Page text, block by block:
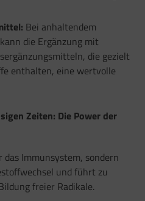
Bei anhaltendem
die Ergänzung mit
die gezielt
enthalten, eine wertvolle
Zeiten: Die Power der
Immunsystem, sondern
und führt zu
freier Radikale.